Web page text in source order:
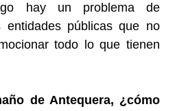
hay un problema de
entidades públicas que no
todo lo que tienen
de Antequera, ¿cómo